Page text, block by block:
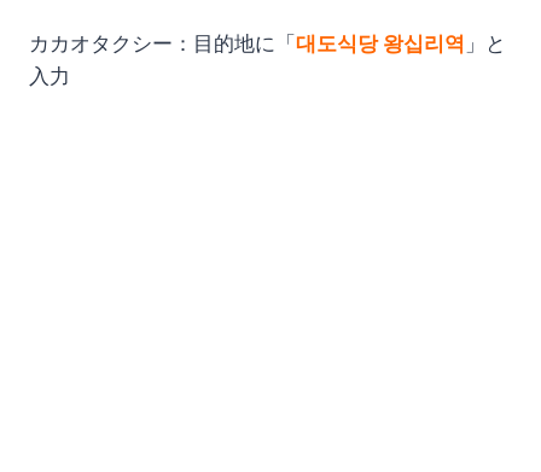
カカオタクシー：目的地に「 대도식당 왕십리역 」と
入力